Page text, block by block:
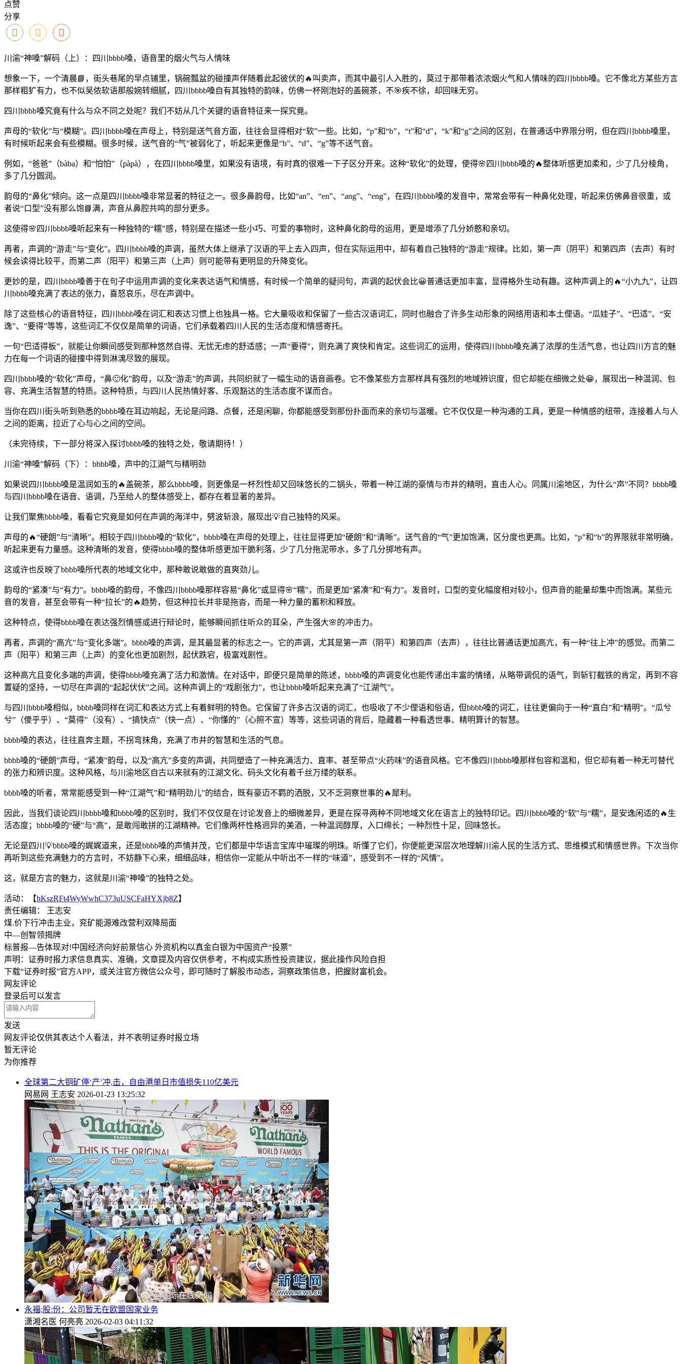
点赞
分享
川渝“神嗓”解码（上）：四川bbbb嗓，语音里的烟火气与人情味
想象一下，一个清晨📘，街头巷尾的早点铺里，锅碗瓢盆的碰撞声伴随着此起彼伏的🔥叫卖声，而其中最引人入胜的，莫过于那带着浓浓烟火气和人情味的四川bbbb嗓。它不像北方某些方言
那样粗犷有力，也不似吴侬软语那般婉转细腻，四川bbbb嗓自有其独特的韵味，仿佛一杯刚泡好的盖碗茶，不🎯疾不徐，却回味无穷。
四川bbbb嗓究竟有什么与众不同之处呢？我们不妨从几个关键的语音特征来一探究竟。
声母的“软化”与“模糊”。四川bbbb嗓在声母上，特别是送气音方面，往往会显得相对“软”一些。比如，“p”和“b”，“t”和“d”，“k”和“g”之间的区别，在普通话中界限分明，但在四川bbbb嗓里，
有时候听起来会有些模糊。很多时候，送气音的“气”被弱化了，听起来更像是“b”、“d”、“g”等不送气音。
例如，“爸爸”（bàba）和“怕怕”（pàpà），在四川bbbb嗓里，如果没有语境，有时真的很难一下子区分开来。这种“软化”的处理，使得🌸四川bbbb嗓的🔥整体听感更加柔和，少了几分棱角，
多了几分圆润。
韵母的“鼻化”倾向。这一点是四川bbbb嗓非常显著的特征之一。很多鼻韵母，比如“an”、“en”、“ang”、“eng”，在四川bbbb嗓的发音中，常常会带有一种鼻化处理，听起来仿佛鼻音很重，或
者说“口型”没有那么饱📘满，声音从鼻腔共鸣的部分更多。
这使得🌸四川bbbb嗓听起来有一种独特的“糯”感，特别是在描述一些小巧、可爱的事物时，这种鼻化韵母的运用，更是增添了几分娇憨和亲切。
再者，声调的“游走”与“变化”。四川bbbb嗓的声调，虽然大体上继承了汉语的平上去入四声，但在实际运用中，却有着自己独特的“游走”规律。比如，第一声（阴平）和第四声（去声）有时
候会读得比较平，而第二声（阳平）和第三声（上声）则可能带有更明显的升降变化。
更妙的是，四川bbbb嗓善于在句子中运用声调的变化来表达语气和情感，有时候一个简单的疑问句，声调的起伏会比😀普通话更加丰富，显得格外生动有趣。这种声调上的🔥“小九九”，让四
川bbbb嗓充满了表达的张力，喜怒哀乐，尽在声调中。
除了这些核心的语音特征，四川bbbb嗓在词汇和表达习惯上也独具一格。它大量吸收和保留了一些古汉语词汇，同时也融合了许多生动形象的网络用语和本土俚语。“瓜娃子”、“巴适”、“安
逸”、“要得”等等，这些词汇不仅仅是简单的词语，它们承载着四川人民的生活态度和情感寄托。
一句“巴适得板”，就能让你瞬间感受到那种悠然自得、无忧无虑的舒适感；一声“要得”，则充满了爽快和肯定。这些词汇的运用，使得四川bbbb嗓充满了浓厚的生活气息，也让四川方言的魅
力在每一个词语的碰撞中得到淋漓尽致的展现。
四川bbbb嗓的“软化”声母，“鼻🙂化”韵母，以及“游走”的声调，共同织就了一幅生动的语音画卷。它不像某些方言那样具有强烈的地域辨识度，但它却能在细微之处😁，展现出一种温润、包
容、充满生活智慧的特质。这种特质，与四川人民热情好客、乐观豁达的生活态度不谋而合。
当你在四川街头听到熟悉的bbbb嗓在耳边响起，无论是问路、点餐，还是闲聊，你都能感受到那份扑面而来的亲切与温暖。它不仅仅是一种沟通的工具，更是一种情感的纽带，连接着人与人
之间的距离，拉近了心与心之间的空间。
（未完待续，下一部分将深入探讨bbbb嗓的独特之处，敬请期待！）
川渝“神嗓”解码（下）：bbbb嗓，声中的江湖气与精明劲
如果说四川bbbb嗓是温润如玉的🔥盖碗茶，那么bbbb嗓，则更像是一杯烈性却又回味悠长的二锅头，带着一种江湖的豪情与市井的精明，直击人心。同属川渝地区，为什么“声”不同？bbbb嗓
与四川bbbb嗓在语音、语调，乃至给人的整体感受上，都存在着显著的差异。
让我们聚焦bbbb嗓，看看它究竟是如何在声调的海洋中，劈波斩浪，展现出💡自己独特的风采。
声母的🔥“硬朗”与“清晰”。相较于四川bbbb嗓的“软化”，bbbb嗓在声母的处理上，往往显得更加“硬朗”和“清晰”。送气音的“气”更加饱满，区分度也更高。比如，“p”和“b”的界限就非常明确，
听起来更有力量感。这种清晰的发音，使得bbbb嗓的整体听感更加干脆利落，少了几分拖泥带水，多了几分掷地有声。
这或许也反映了bbbb嗓所代表的地域文化中，那种敢说敢做的直爽劲儿。
韵母的“紧凑”与“有力”。bbbb嗓的韵母，不像四川bbbb嗓那样容易“鼻化”或显得🌸“糯”，而是更加“紧凑”和“有力”。发音时，口型的变化幅度相对较小，但声音的能量却集中而饱满。某些元
音的发音，甚至会带有一种“拉长”的🔥趋势，但这种拉长并非是拖沓，而是一种力量的蓄积和释放。
这种特点，使得bbbb嗓在表达强烈情感或进行辩论时，能够瞬间抓住听众的耳朵，产生强大🌸的冲击力。
再者，声调的“高亢”与“变化多端”。bbbb嗓的声调，是其最显著的标志之一。它的声调，尤其是第一声（阴平）和第四声（去声），往往比普通话更加高亢，有一种“往上冲”的感觉。而第二
声（阳平）和第三声（上声）的变化也更加剧烈，起伏跌宕，极富戏剧性。
这种高亢且变化多端的声调，使得bbbb嗓充满了活力和激情。在对话中，即便只是简单的陈述，bbbb嗓的声调变化也能传递出丰富的情绪，从略带调侃的语气，到斩钉截铁的肯定，再到不容
置疑的坚持，一切尽在声调的“起起伏伏”之间。这种声调上的“戏剧张力”，也让bbbb嗓听起来充满了“江湖气”。
与四川bbbb嗓相似，bbbb嗓同样在词汇和表达方式上有着鲜明的特色。它保留了许多古汉语的词汇，也吸收了不少俚语和俗语，但bbbb嗓的词汇，往往更偏向于一种“直白”和“精明”。“瓜兮
兮”（傻乎乎）、“莫得”（没有）、“搞快点”（快一点）、“你懂的”（心照不宣）等等，这些词语的背后，隐藏着一种看透世事、精明算计的智慧。
bbbb嗓的表达，往往直奔主题，不拐弯抹角，充满了市井的智慧和生活的气息。
bbbb嗓的“硬朗”声母，“紧凑”韵母，以及“高亢”多变的声调，共同塑造了一种充满活力、直率、甚至带点“火药味”的语音风格。它不像四川bbbb嗓那样包容和温和，但它却有着一种无可替代
的张力和辨识度。这种风格，与川渝地区自古以来就有的江湖文化、码头文化有着千丝万缕的联系。
bbbb嗓的听者，常常能感受到一种“江湖气”和“精明劲儿”的结合，既有豪迈不羁的洒脱，又不乏洞察世事的🔥犀利。
因此，当我们谈论四川bbbb嗓和bbbb嗓的区别时，我们不仅仅是在讨论发音上的细微差异，更是在探寻两种不同地域文化在语言上的独特印记。四川bbbb嗓的“软”与“糯”，是安逸闲适的🔥生
活态度；bbbb嗓的“硬”与“高”，是敢闯敢拼的江湖精神。它们像两杯性格迥异的美酒，一种温润醇厚，入口绵长；一种烈性十足，回味悠长。
无论是四川💡bbbb嗓的娓娓道来，还是bbbb嗓的声情并茂，它们都是中华语言宝库中璀璨的明珠。听懂了它们，你便能更深层次地理解川渝人民的生活方式、思维模式和情感世界。下次当你
再听到这些充满魅力的方言时，不妨静下心来，细细品味，相信你一定能从中听出不一样的“味道”，感受到不一样的“风情”。
这，就是方言的魅力，这就是川渝“神嗓”的独特之处。
活动：【hKszRFt4WyWwhC373uUSCFaHYXjb8Z】
责任编辑： 王志安
煤.价下行冲击主业，兖矿能源难改营利双降局面
中—创智领揭牌
标普报—告体现对!中国经济向好前景信心 外资机构以真金白银为中国资产“投票”
声明：证券时报力求信息真实、准确，文章提及内容仅供参考，不构成实质性投资建议，据此操作风险自担
下载“证券时报”官方APP，或关注官方微信公众号，即可随时了解股市动态，洞察政策信息，把握财富机会。
网友评论
登录后可以发言
发送
网友评论仅供其表达个人看法，并不表明证券时报立场
暂无评论
为你推荐
全球第二大铜矿停‘产’冲,击，自由港单日市值损失110亿美元
网易网 王志安 2026-01-23 13:25:32
永福;股:份：公司暂无在欧盟国家业务
潇湘名医 何亮亮 2026-02-03 04:11:32